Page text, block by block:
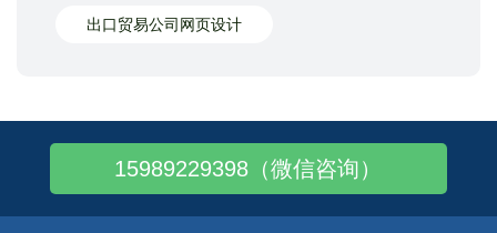
出口贸易公司网页设计
15989229398（微信咨询）